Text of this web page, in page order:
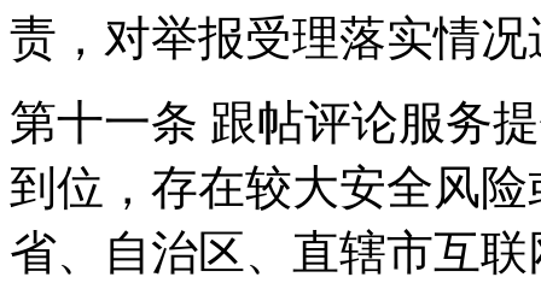
责，对举报受理落实情
第十一条 跟帖评论服务
到位，存在较大安全风
省、自治区、直辖市互